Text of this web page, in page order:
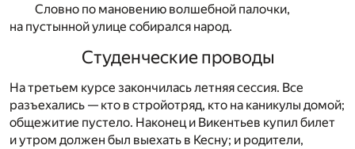
Словно по мановению волшебной палочки,
на пустынной улице собирался народ.
Студенческие проводы
На третьем курсе закончилась летняя сессия. Все
разъехались — кто в стройотряд, кто на каникулы домой;
общежитие пустело. Наконец и Викентьев купил билет
и утром должен был выехать в Кесну; и родители,